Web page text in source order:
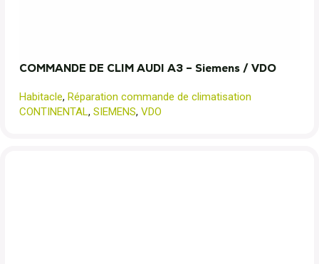
COMMANDE DE CLIM AUDI A3 – Siemens / VDO
Habitacle, Réparation commande de climatisation
CONTINENTAL, SIEMENS, VDO